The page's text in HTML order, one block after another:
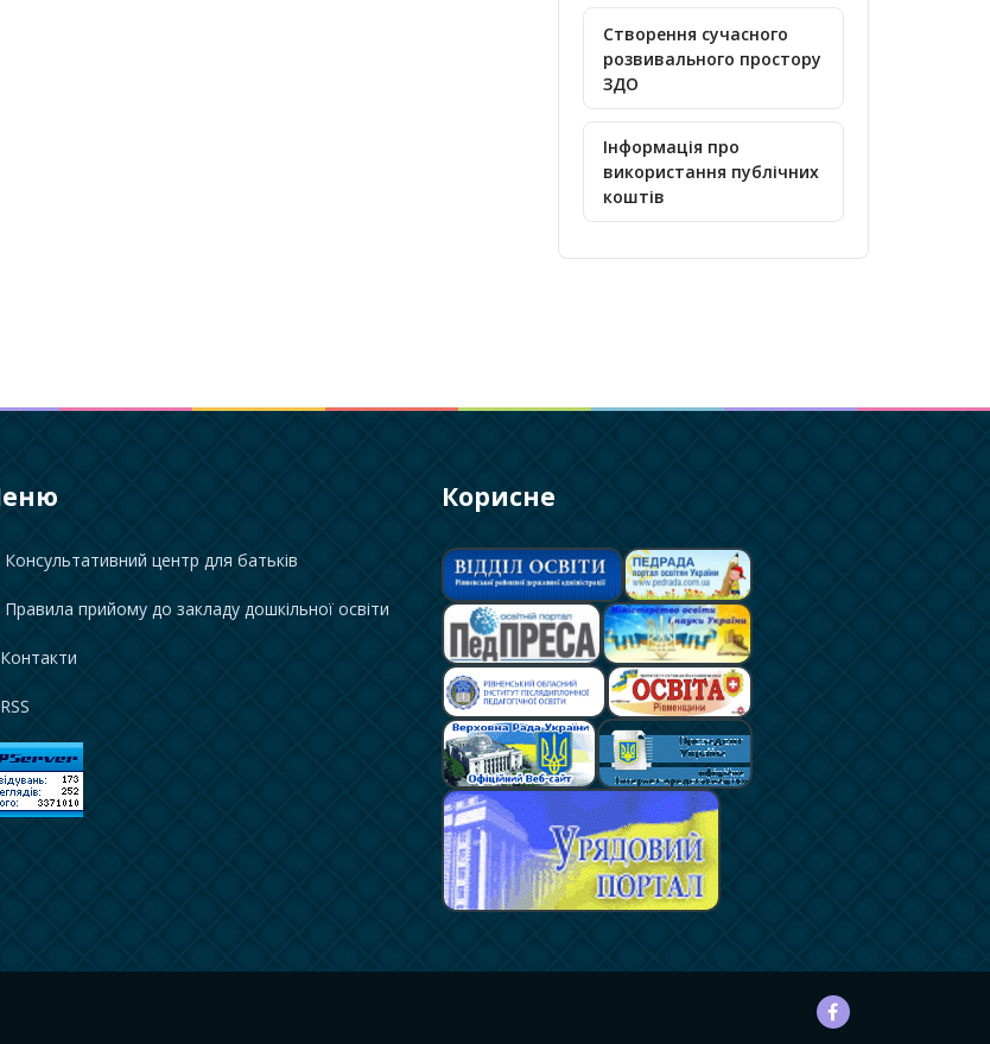
Створення сучасного
розвивального простору
ЗДО
Інформація про
використання публічних
коштів
Консультативний центр для батьків
Правила прийому до закладу дошкільної освіти
Контакти
RSS
Корисне